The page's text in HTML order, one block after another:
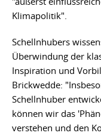
Klimapolitik".
Schellnhubers
Überwindung der
Inspiration und
Brickwedde:
Schellnhuber
können wir das
verstehen und den